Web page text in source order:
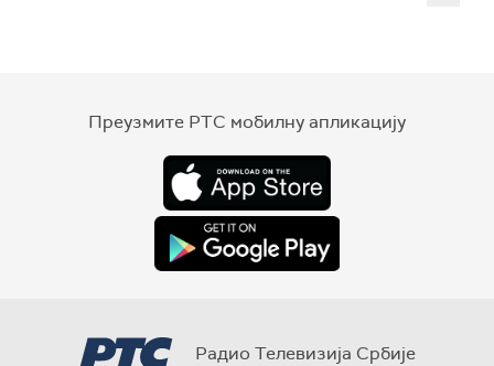
Преузмите РТС мобилну апликацију
Радио Телевизија Србије